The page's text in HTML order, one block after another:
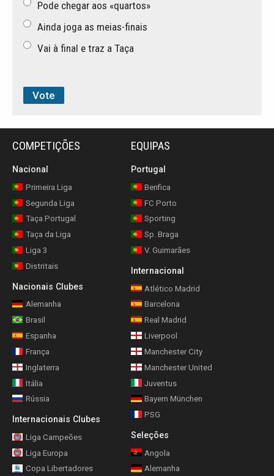
Pode chegar aos «quartos»
Ainda joga as meias-finais
Vai à final e traz a Taça
COMPETIÇÕES
Nacional
Primeira Liga
Segunda Liga
Taça Portugal
Taça da Liga
Liga 3
Distritais
Nacionais Clubes
Alemanha
Brasil
Espanha
França
Inglaterra
Itália
Rússia
Internacionais Clubes
Liga Campeões
Liga Europa
Copa Libertadores
EQUIPAS
Portugal
Benfica
FC Porto
Sporting
Sp. Braga
V. Guimarães
Internacional
Atlético Madrid
Barcelona
Real Madrid
Liverpool
Manchester City
Manchester United
Juventus
Bayern München
PSG
Seleções
Angola
Alemanha